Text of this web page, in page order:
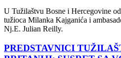
U Tužilaštvu Bosne i Hercegovine
tužioca Milanka Kajganića i
Nj.E. Julian Reilly.
PREDSTAVNICI